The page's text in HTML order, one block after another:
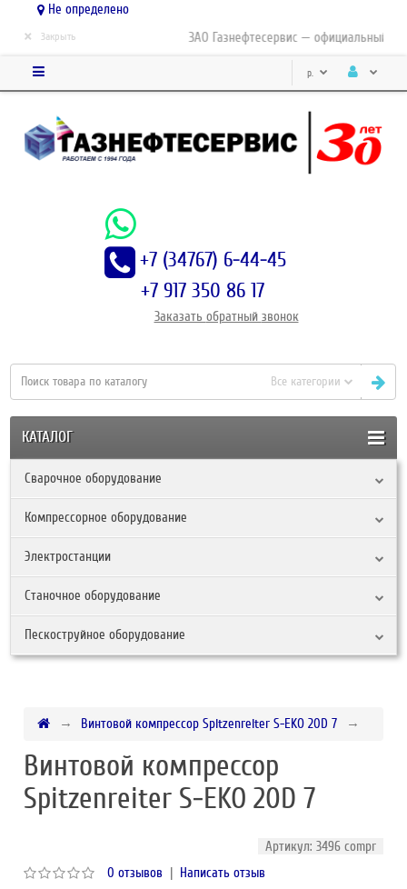
Не определено
ЗАО Газнефтесервис — официальный
× Закрыть
р.
+7 (34767) 6-44-45
+7 917 350 86 17
Заказать обратный звонок
Все категории
КАТАЛОГ
Сварочное оборудование
Компрессорное оборудование
Электростанции
Станочное оборудование
Пескоструйное оборудование
Винтовой компрессор Spitzenreiter S-EKO 20D 7
Винтовой компрессор
Spitzenreiter S-EKO 20D 7
Артикул: 3496 compr
0 отзывов | Написать отзыв